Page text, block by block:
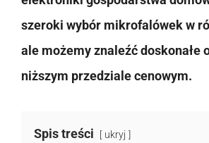
szeroki wybór mikrofalówek w
ale możemy znaleźć doskonałe
niższym przedziale cenowym.
Spis treści ukryj